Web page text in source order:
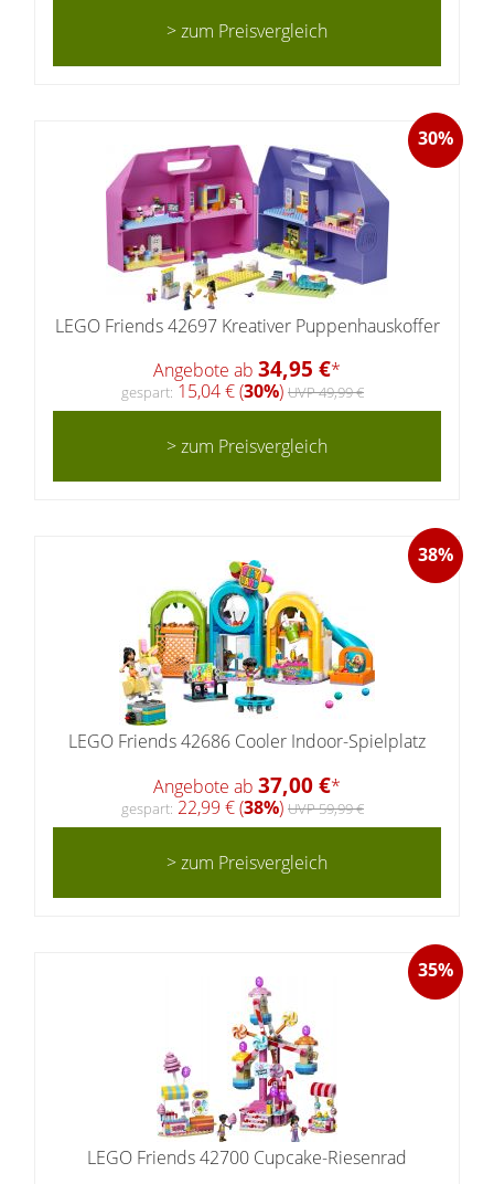
> zum Preisvergleich
30%
LEGO Friends 42697 Kreativer Puppenhauskoffer
Angebote ab 34,95 €*
gespart: 15,04 € (30%) UVP 49,99 €
> zum Preisvergleich
38%
LEGO Friends 42686 Cooler Indoor-Spielplatz
Angebote ab 37,00 €*
gespart: 22,99 € (38%) UVP 59,99 €
> zum Preisvergleich
35%
LEGO Friends 42700 Cupcake-Riesenrad